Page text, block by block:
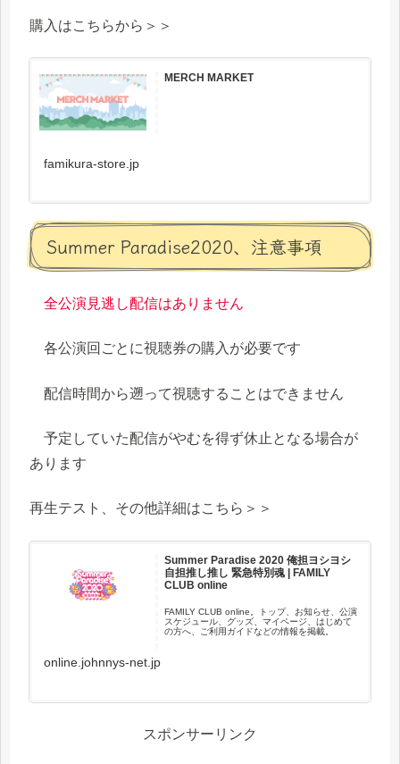
購入はこちらから＞＞
MERCH MARKET
famikura-store.jp
Summer Paradise2020、注意事項
全公演見逃し配信はありません
各公演回ごとに視聴券の購入が必要です
配信時間から遡って視聴することはできません
予定していた配信がやむを得ず休止となる場合が
あります
再生テスト、その他詳細はこちら＞＞
Summer Paradise 2020 俺担ヨシヨシ
自担推し推し 緊急特別魂 | FAMILY
CLUB online
FAMILY CLUB online。トップ、お知らせ、公演
スケジュール、グッズ、マイページ、はじめて
の方へ、ご利用ガイドなどの情報を掲載。
online.johnnys-net.jp
スポンサーリンク